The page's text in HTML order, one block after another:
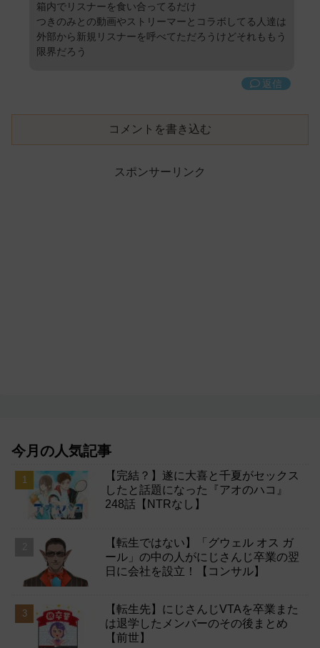
箱内でリスナーを食い合ってるだけ
つきのみとの動画やストリーマーとコラボしてる人達は
外部から新規リスナーを呼べてただろうけどそれももう
限界だろう
返信
コメントを書き込む
スポンサーリンク
今月の人気記事
【完結？】遂に大喜と千夏がセックス
したと話題になった『アオのハコ』
248話【NTRなし】
【転生ではない】「グウェル オス ガ
ール」の中の人がにじさんじ卒業の翌
日に会社を設立！【コンサル】
【転生先】にじさんじVTAを卒業また
は退学したメンバーのその後まとめ
【前世】